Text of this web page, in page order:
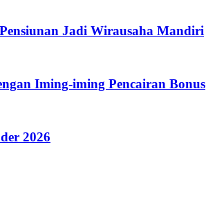
Jadi Wirausaha Mandiri
Iming-iming Pencairan Bonus
2026